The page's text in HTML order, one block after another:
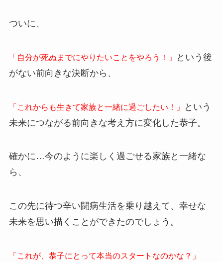
ついに、
「自分が死ぬまでにやりたいことをやろう！」
という後
がない前向きな決断から、
「これからも生きて家族と一緒に過ごしたい！」
という
未来につながる前向きな考え方に変化した恭子。
確かに…今のように楽しく過ごせる家族と一緒な
ら、
この先に待つ辛い闘病生活を乗り越えて、幸せな
未来を思い描くことができたのでしょう。
「これが、恭子にとって本当のスタートなのかな？」